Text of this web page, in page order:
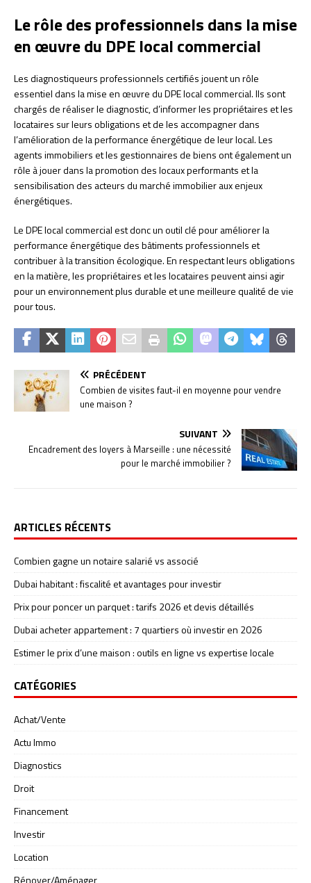
Le rôle des professionnels dans la mise
en œuvre du DPE local commercial
Les diagnostiqueurs professionnels certifiés jouent un rôle
essentiel dans la mise en œuvre du DPE local commercial. Ils sont
chargés de réaliser le diagnostic, d’informer les propriétaires et les
locataires sur leurs obligations et de les accompagner dans
l’amélioration de la performance énergétique de leur local. Les
agents immobiliers et les gestionnaires de biens ont également un
rôle à jouer dans la promotion des locaux performants et la
sensibilisation des acteurs du marché immobilier aux enjeux
énergétiques.
Le DPE local commercial est donc un outil clé pour améliorer la
performance énergétique des bâtiments professionnels et
contribuer à la transition écologique. En respectant leurs obligations
en la matière, les propriétaires et les locataires peuvent ainsi agir
pour un environnement plus durable et une meilleure qualité de vie
pour tous.
PRÉCÉDENT
Combien de visites faut-il en moyenne pour vendre
une maison ?
SUIVANT
Encadrement des loyers à Marseille : une nécessité
pour le marché immobilier ?
ARTICLES RÉCENTS
Combien gagne un notaire salarié vs associé
Dubai habitant : fiscalité et avantages pour investir
Prix pour poncer un parquet : tarifs 2026 et devis détaillés
Dubai acheter appartement : 7 quartiers où investir en 2026
Estimer le prix d’une maison : outils en ligne vs expertise locale
CATÉGORIES
Achat/Vente
Actu Immo
Diagnostics
Droit
Financement
Investir
Location
Rénover/Aménager